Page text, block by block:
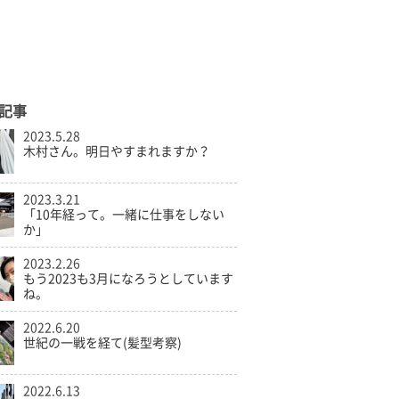
事
2023.5.28
木村さん。明日やすまれますか？
2023.3.21
「10年経って。一緒に仕事をしない
か」
2023.2.26
もう2023も3月になろうとしています
ね。
2022.6.20
世紀の一戦を経て(髪型考察)
2022.6.13